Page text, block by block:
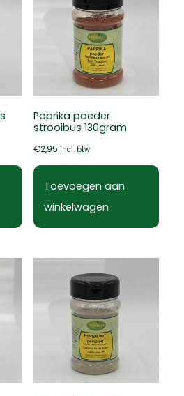
Paprika poeder
strooibus 130gram
€2,95 incl. btw
Toevoegen aan
winkelwagen